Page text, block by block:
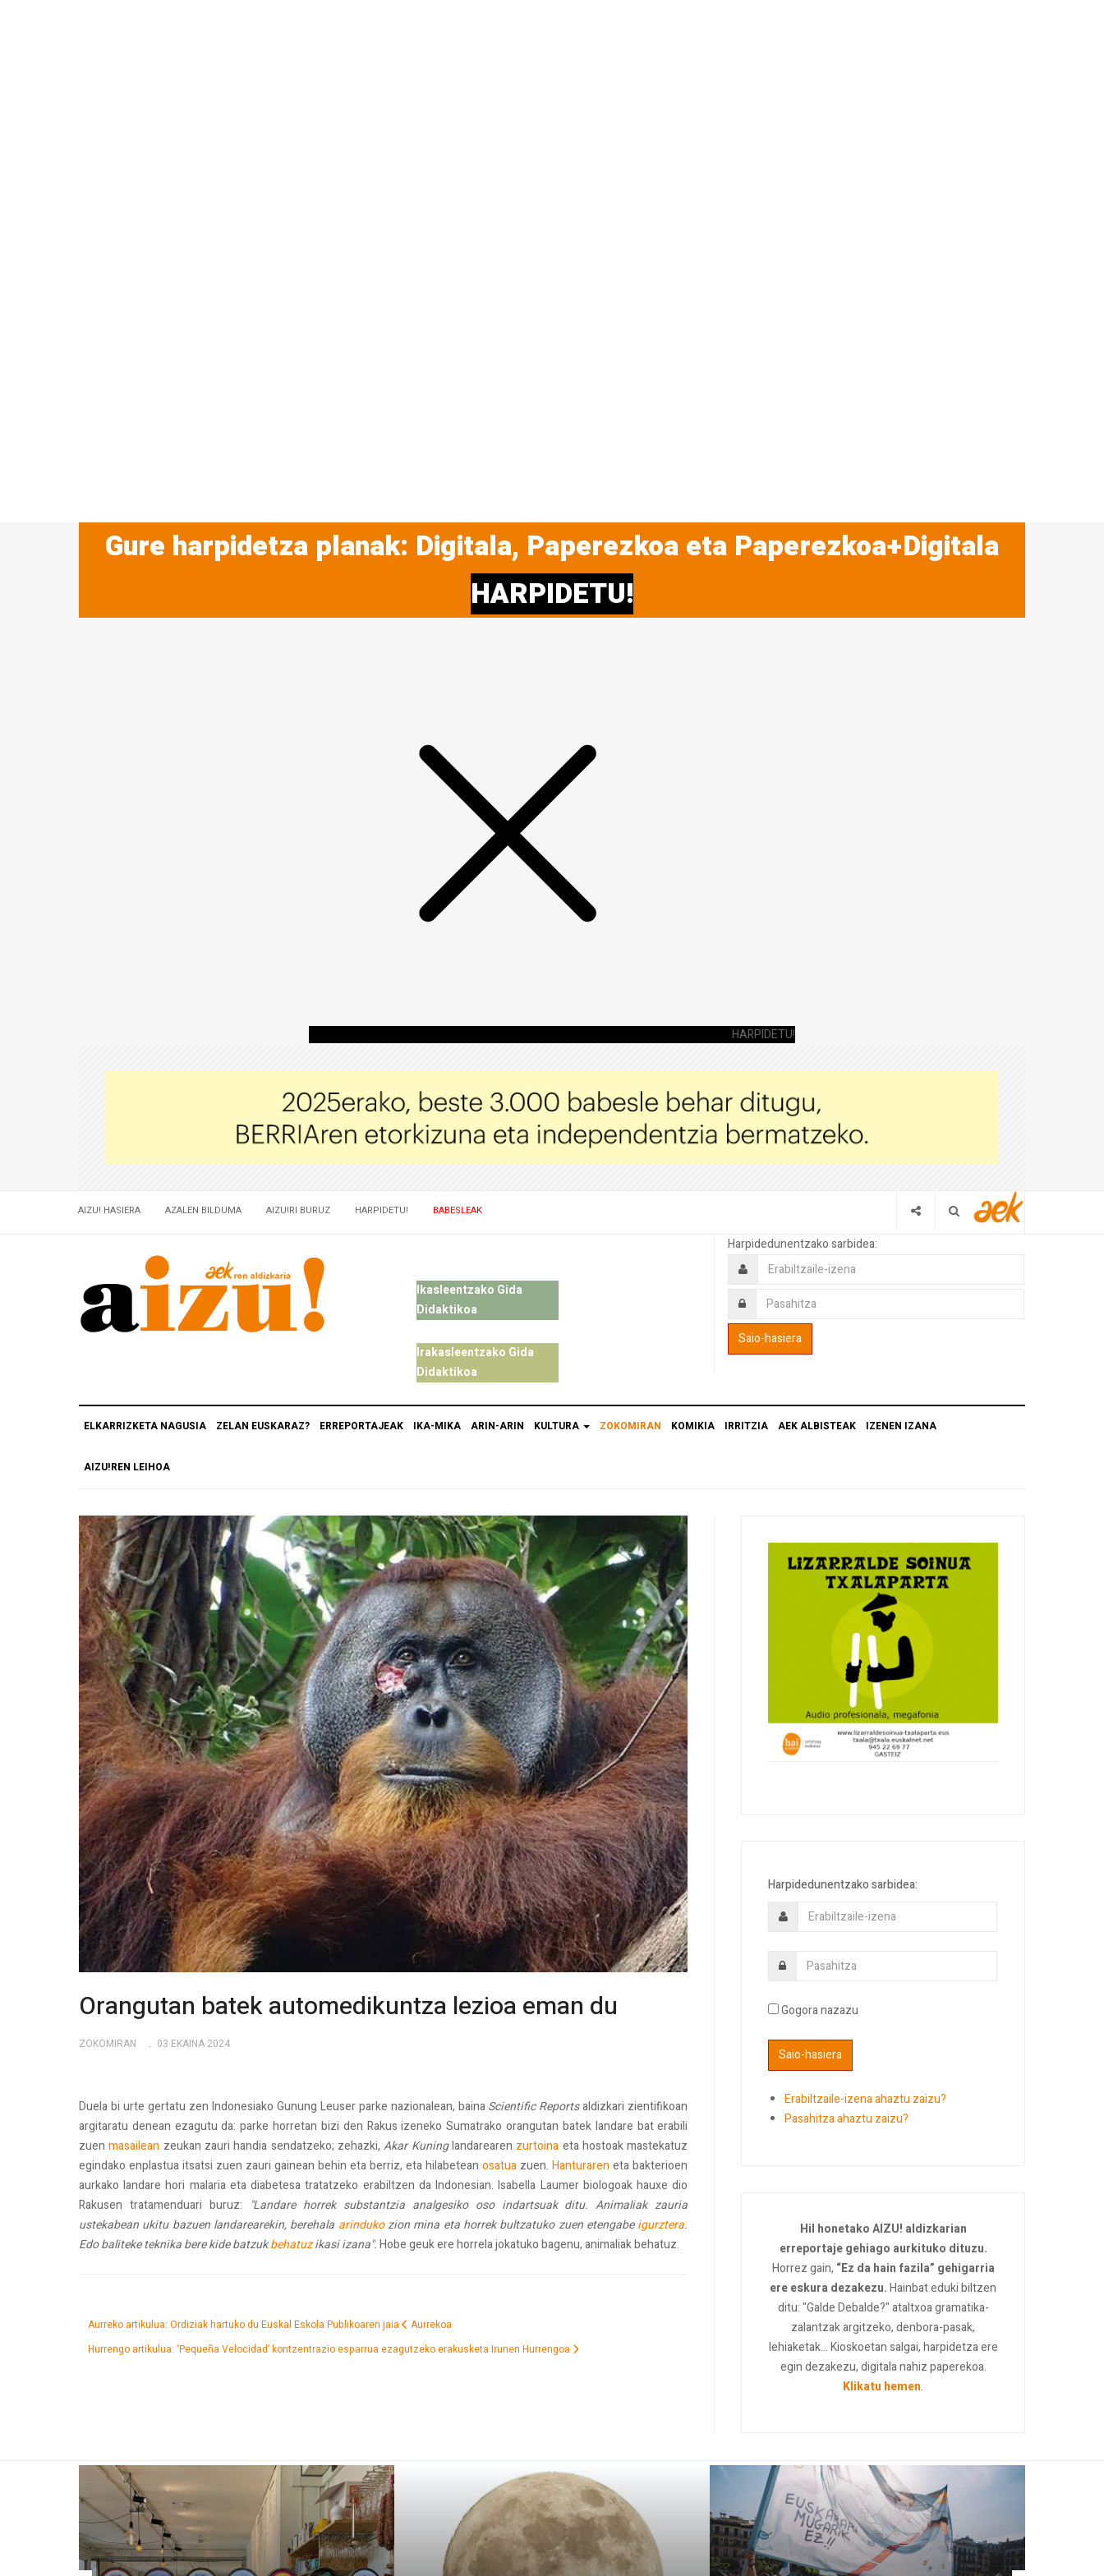
Gure harpidetza planak: Digitala, Paperezkoa eta Paperezkoa+Digitala
HARPIDETU!
HARPIDETU!
AIZU! HASIERA AZALEN BILDUMA AIZU!RI BURUZ HARPIDETU! BABESLEAK
Ikasleentzako Gida
Didaktikoa
Irakasleentzako Gida
Didaktikoa
Harpidedunentzako sarbidea:
ELKARRIZKETA NAGUSIA ZELAN EUSKARAZ? ERREPORTAJEAK IKA-MIKA ARIN-ARIN KULTURA ZOKOMIRAN KOMIKIA IRRITZIA AEK ALBISTEAK IZENEN IZANA
AIZU!REN LEIHOA
Orangutan batek automedikuntza lezioa eman du
ZOKOMIRAN 03 EKAINA 2024
Duela bi urte gertatu zen Indonesiako Gunung Leuser parke nazionalean, bainaScientific Reportsaldizkari zientifikoan
argitaratu denean ezagutu da: parke horretan bizi den Rakus izeneko Sumatrako orangutan batek landare bat erabili
zuenmasailean zeukan zauri handia sendatzeko; zehazki,Akar Kuninglandarearen zurtoina eta hostoak mastekatuz
egindako enplastua itsatsi zuen zauri gainean behin eta berriz, eta hilabeteanosatua zuen.Hanturaren eta bakterioen
aurkako landare hori malaria eta diabetesa tratatzeko erabiltzen da Indonesian. Isabella Laumer biologoak hauxe dio
Rakusen tratamenduari buruz:
"Landare horrek substantzia analgesiko oso indartsuak ditu. Animaliak zauria
ustekabean ukitu bazuen landarearekin, berehala arindukozion mina eta horrek bultzatuko zuen etengabeigurztera.
Edo baliteke teknika bere kide batzukbehatuzikasi izana".Hobe geuk ere horrela jokatuko bagenu, animaliak behatuz.
Aurreko artikulua: Ordiziak hartuko du Euskal Eskola Publikoaren jaia
Aurrekoa
Hurrengo artikulua: ‘Pequeña Velocidad’ kontzentrazio esparrua ezagutzeko erakusketa Irunen Hurrengoa
Harpidedunentzako sarbidea:
Gogora nazazu
Erabiltzaile-izena ahaztu zaizu?
Pasahitza ahaztu zaizu?
Hil honetako AIZU! aldizkarian
erreportaje gehiago aurkituko dituzu.
Horrez gain, “Ez da hain fazila” gehigarria
ere eskura dezakezu.Hainbat eduki biltzen
ditu: "Galde Debalde?" ataltxoa gramatika-
zalantzak argitzeko, denbora-pasak,
lehiaketak... Kioskoetan salgai, harpidetza ere
egin dezakezu, digitala nahiz paperekoa.
Klikatu hemen.